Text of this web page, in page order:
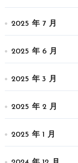
2025 年 7 月
2025 年 6 月
2025 年 3 月
2025 年 2 月
2025 年 1 月